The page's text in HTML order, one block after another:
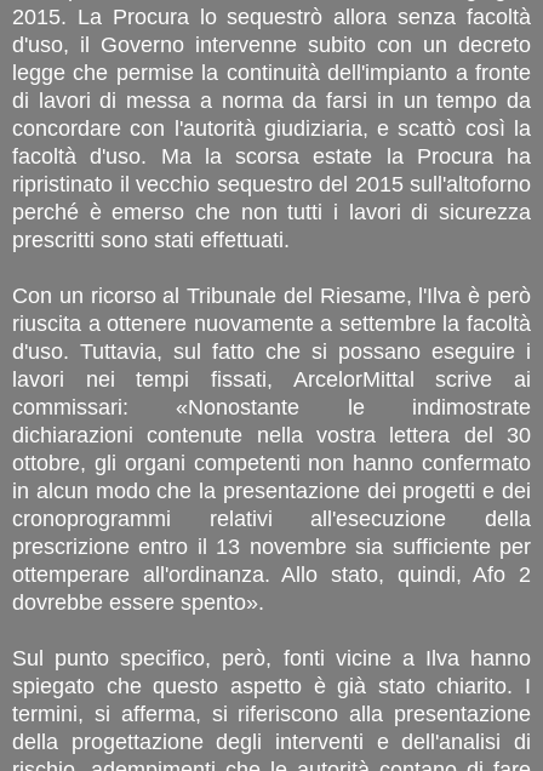
2015. La Procura lo sequestrò allora senza facoltà
d'uso, il Governo intervenne subito con un decreto
legge che permise la continuità dell'impianto a fronte
di lavori di messa a norma da farsi in un tempo da
concordare con l'autorità giudiziaria, e scattò così la
facoltà d'uso. Ma la scorsa estate la Procura ha
ripristinato il vecchio sequestro del 2015 sull'altoforno
perché è emerso che non tutti i lavori di sicurezza
prescritti sono stati effettuati.
Con un ricorso al Tribunale del Riesame, l'Ilva è però
riuscita a ottenere nuovamente a settembre la facoltà
d'uso. Tuttavia, sul fatto che si possano eseguire i
lavori nei tempi fissati, ArcelorMittal scrive ai
commissari: «Nonostante le indimostrate
dichiarazioni contenute nella vostra lettera del 30
ottobre, gli organi competenti non hanno confermato
in alcun modo che la presentazione dei progetti e dei
cronoprogrammi relativi all'esecuzione della
prescrizione entro il 13 novembre sia sufficiente per
ottemperare all'ordinanza. Allo stato, quindi, Afo 2
dovrebbe essere spento».
Sul punto specifico, però, fonti vicine a Ilva hanno
spiegato che questo aspetto è già stato chiarito. I
termini, si afferma, si riferiscono alla presentazione
della progettazione degli interventi e dell'analisi di